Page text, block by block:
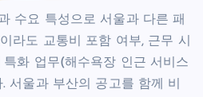
수요 특성으로 서울과 다른 패
라도 교통비 포함 여부, 근무 시
화 업무(해수욕장 인근 서비스
서울과 부산의 공고를 함께 비